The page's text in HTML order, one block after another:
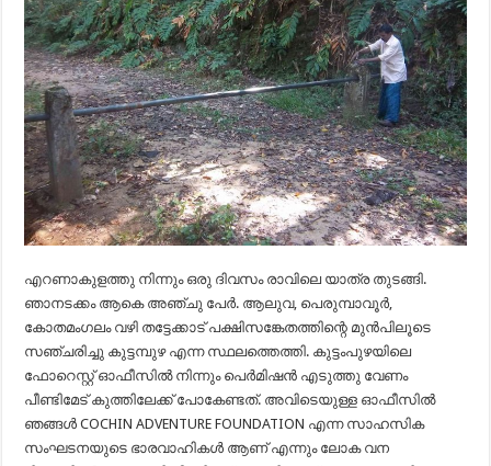
എറണാകുളത്തു നിന്നും ഒരു ദിവസം രാവിലെ യാത്ര തുടങ്ങി.
ഞാനടക്കം ആകെ അഞ്ചു പേർ. ആലുവ, പെരുമ്പാവൂർ,
കോതമംഗലം വഴി തട്ടേക്കാട് പക്ഷിസങ്കേതത്തിന്റെ മുൻപിലൂടെ
സഞ്ചരിച്ചു കുട്ടമ്പുഴ എന്ന സ്ഥലത്തെത്തി. കുട്ടംപുഴയിലെ
ഫോറെസ്റ്റ് ഓഫീസിൽ നിന്നും പെർമിഷൻ എടുത്തു വേണം
പീണ്ടിമേട്‌ കുത്തിലേക്ക്‌ പോകേണ്ടത്. അവിടെയുള്ള ഓഫീസിൽ
ഞങ്ങൾ COCHIN ADVENTURE FOUNDATION എന്ന സാഹസിക
സംഘടനയുടെ ഭാരവാഹികൾ ആണ് എന്നും ലോക വന